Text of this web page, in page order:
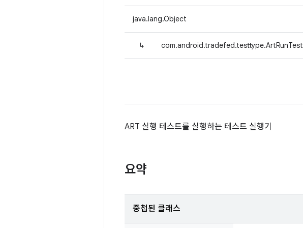
java.lang.Object
↳ com.android.tradefed.testtype.ArtRunTest
ART 실행 테스트를 실행하는 테스트 실행기
요약
중첩된 클래스